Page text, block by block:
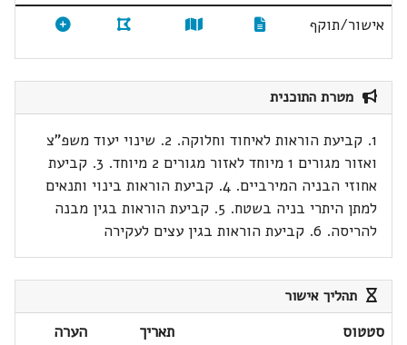
אישור/תוקף
מטרת התוכנית
1. קביעת הוראות לאיחוד וחלוקה. 2. שינוי יעוד משפ"צ
ואזור מגורים 1 מיוחד לאזור מגורים 2 מיוחד. 3. קביעת
אחוזי הבניה המירביים. 4. קביעת הוראות בינוי ותנאים
למתן היתרי בניה בשטח. 5. קביעת הוראות בגין מבנה
להריסה. 6. קביעת הוראות בגין עצים לעקירה
תהליך אישור
סטטוס תאריך
הערה